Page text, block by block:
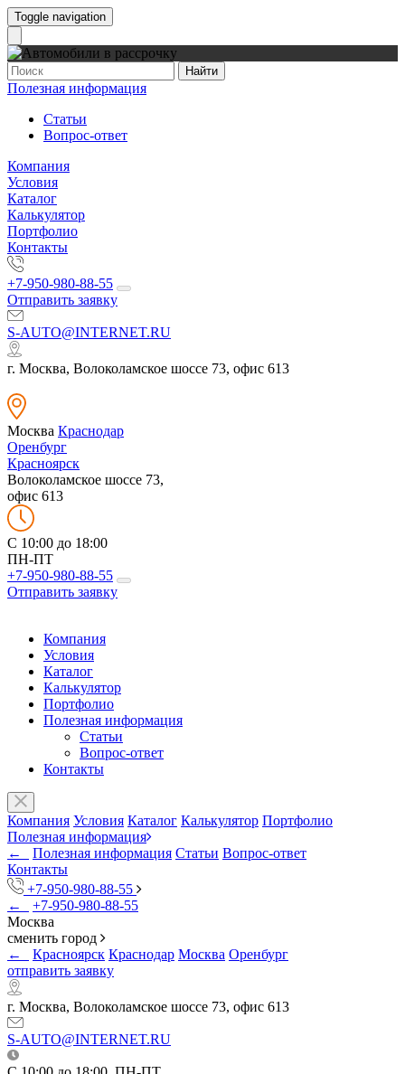
Toggle navigation
Найти
Полезная информация
Статьи
Вопрос-ответ
Компания
Условия
Каталог
Калькулятор
Портфолио
Контакты
+7-950-980-88-55
Отправить заявку
S-AUTO@INTERNET.RU
г. Москва, Волоколамское шоссе 73, офис 613
Москва Краснодар
Оренбург
Красноярск
Волоколамское шоссе 73,
офис 613
C 10:00 до 18:00
ПН-ПТ
+7-950-980-88-55
Отправить заявку
Компания
Условия
Каталог
Калькулятор
Портфолио
Полезная информация
Статьи
Вопрос-ответ
Контакты
Компания Условия Каталог Калькулятор Портфолио
Полезная информация
←
Полезная информация Статьи Вопрос-ответ
Контакты
+7-950-980-88-55
←
+7-950-980-88-55
Москва
сменить город
←
Красноярск Краснодар Москва Оренбург
отправить заявку
г. Москва, Волоколамское шоссе 73, офис 613
S-AUTO@INTERNET.RU